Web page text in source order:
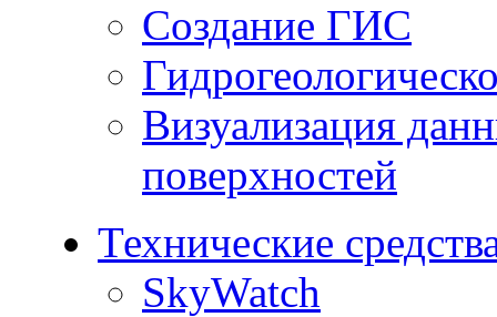
Создание ГИС
Визуализация
поверхностей
Технические
SkyWatch